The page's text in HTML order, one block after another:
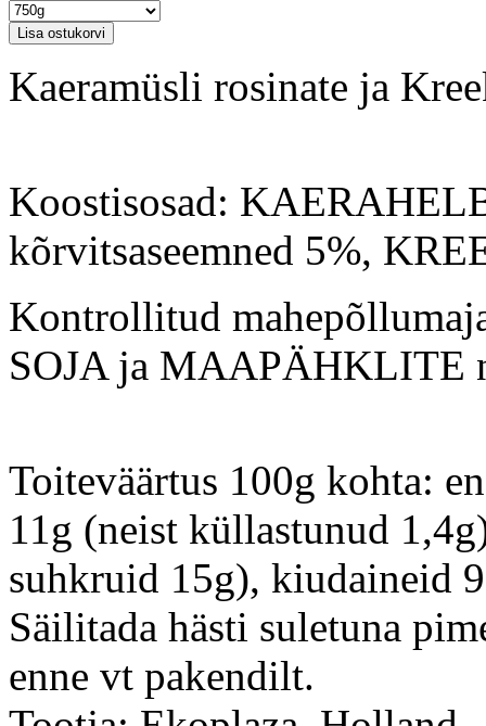
Kaeramüsli rosinate ja
Koostisosad:
kõrvitsaseemned 5%,
Kontrollitud
SOJA ja MAAPÄHKLITE
Toiteväärtus 100g kohta:
11g (neist küllastunud
suhkruid 15g), kiudaineid
Säilitada hästi suletuna
enne vt pakendilt.